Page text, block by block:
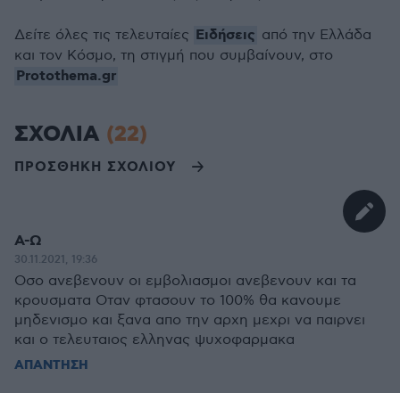
Δείτε όλες τις τελευταίες Ειδήσεις από την Ελλάδα
και τον Κόσμο, τη στιγμή που συμβαίνουν, στο
Protothema.gr
ΣΧΟΛΙΑ (22)
ΠΡΟΣΘΗΚΗ ΣΧΟΛΙΟΥ
Α-Ω
30.11.2021, 19:36
Οσο ανεβενουν οι εμβολιασμοι ανεβενουν και τα
κρουσματα Οταν φτασουν το 100% θα κανουμε
μηδενισμο και ξανα απο την αρχη μεχρι να παιρνει
και ο τελευταιος ελληνας ψυχοφαρμακα
ΑΠΑΝΤΗΣΗ